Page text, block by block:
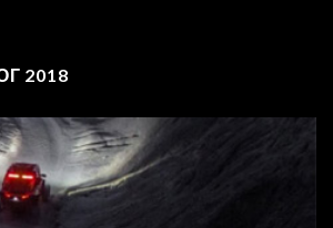
2018